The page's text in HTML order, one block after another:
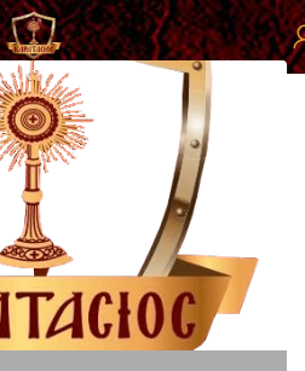
ΕΙΚΟΝΕΣ ΜΕ ΦΩΣ